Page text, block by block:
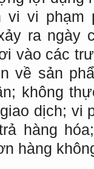
vi vi phạm
ra ngày
vào các
về sản
không
dịch; vi
hàng
hàng